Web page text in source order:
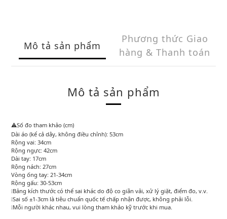
Mô tả sản phẩm
Phương thức Giao
hàng & Thanh toán
Mô tả sản phẩm
⚠️Số đo tham khảo (cm)
Dài áo (kể cả dây, không điều chỉnh): 53cm
Rộng vai: 34cm
Rộng ngực: 42cm
Dài tay: 17cm
Rộng nách: 27cm
Vòng ống tay: 21-34cm
Rộng gấu: 30-53cm
❕Bảng kích thước có thể sai khác do độ co giãn vải, xử lý giặt, điểm đo, v.v.
❕Sai số ±1-3cm là tiêu chuẩn quốc tế chấp nhận được, không phải lỗi.
❕Mỗi người khác nhau, vui lòng tham khảo kỹ trước khi mua.